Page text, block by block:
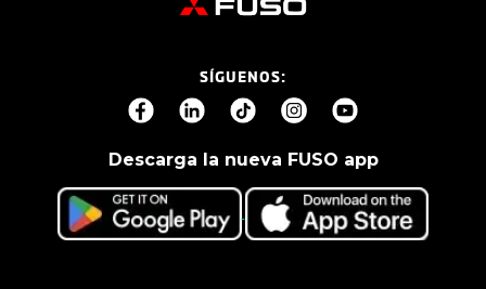
SÍGUENOS:
Descarga la nueva FUSO app